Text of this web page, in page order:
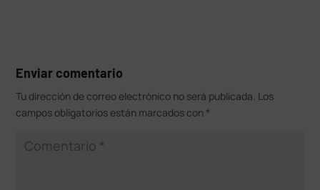
Enviar comentario
Tu dirección de correo electrónico no será publicada. Los
campos obligatorios están marcados con *